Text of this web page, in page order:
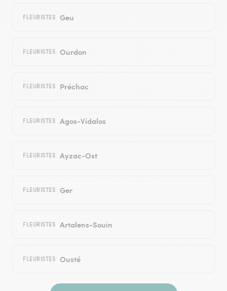
FLEURISTES Geu
FLEURISTES Ourdon
FLEURISTES Préchac
FLEURISTES Agos-Vidalos
FLEURISTES Ayzac-Ost
FLEURISTES Ger
FLEURISTES Artalens-Souin
FLEURISTES Ousté